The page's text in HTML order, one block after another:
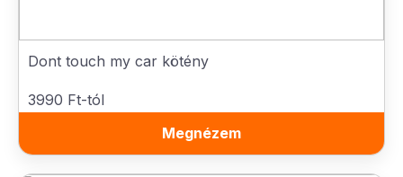
Dont touch my car kötény
3990 Ft-tól
Megnézem